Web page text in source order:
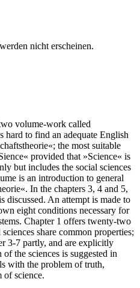
nicht erscheinen.
volume-work called
hard to find an adequate English
the most suitable
provided that »Science« is
but includes the social sciences
is an introduction to general
In the chapters 3, 4 and 5,
discussed. An attempt is made to
eight conditions necessary for
Chapter 1 offers twenty-two
share common properties;
3-7 partly, and are explicitly
the sciences is suggested in
with the problem of truth,
of science.